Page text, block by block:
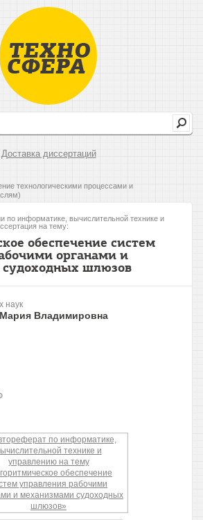
Доставка диссертаций
технологическими процессами и
по информатике, вычислительной технике и
на тему:
обеспечение систем
органами и
шлюзов
наук
Владимировна